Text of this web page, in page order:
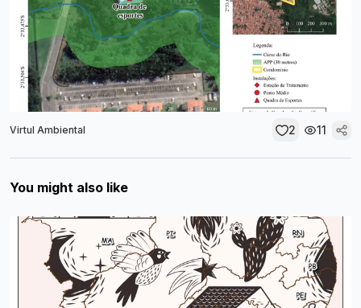
Virtul Ambiental 2 11
You might also like